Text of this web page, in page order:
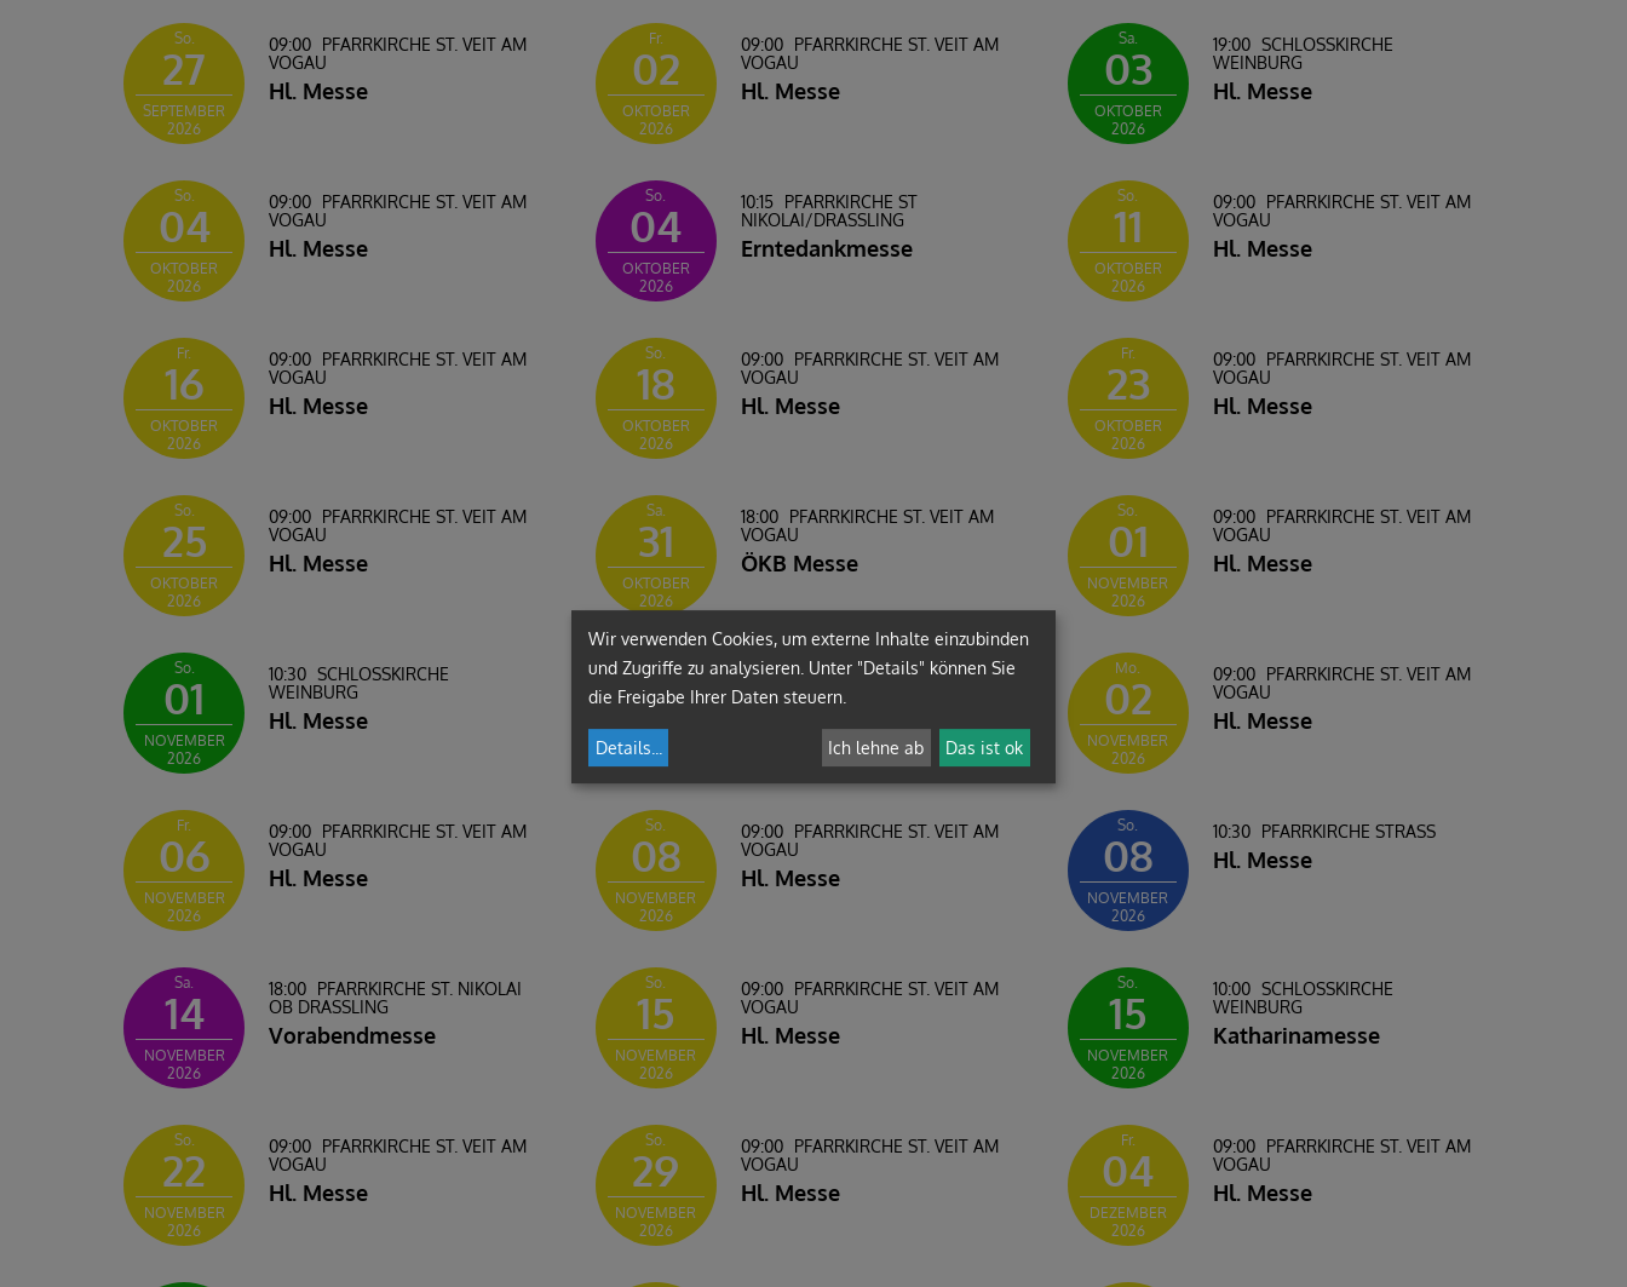
So.
27
SEPTEMBER
2026
09:00 PFARRKIRCHE ST. VEIT AM
VOGAU
Hl. Messe
Fr.
02
OKTOBER
2026
09:00 PFARRKIRCHE ST. VEIT AM
VOGAU
Hl. Messe
Sa.
03
OKTOBER
2026
19:00 SCHLOSSKIRCHE W
EINBURG
Hl. Messe
So.
04
OKTOBER
2026
09:00 PFARRKIRCHE ST. VEIT AM
VOGAU
Hl. Messe
So.
04
OKTOBER
2026
10:15 PFARRKIRCHE ST
NIKOLAI/DRASSLING
Erntedankmesse
So.
11
OKTOBER
2026
09:00 PFARRKIRCHE ST. VEIT AM
VOGAU
Hl. Messe
Fr.
16
OKTOBER
2026
09:00 PFARRKIRCHE ST. VEIT AM
VOGAU
Hl. Messe
So.
18
OKTOBER
2026
09:00 PFARRKIRCHE ST. VEIT AM
VOGAU
Hl. Messe
Fr.
23
OKTOBER
2026
09:00 PFARRKIRCHE ST. VEIT AM
VOGAU
Hl. Messe
So.
25
OKTOBER
2026
09:00 PFARRKIRCHE ST. VEIT AM
VOGAU
Hl. Messe
Sa.
31
OKTOBER
2026
18:00 PFARRKIRCHE ST. VEIT AM
VOGAU
ÖKB Messe
So.
01
NOVEMBER
2026
09:00 PFARRKIRCHE ST. VEIT AM
VOGAU
Hl. Messe
So.
01
NOVEMBER
2026
10:30 SCHLOSSKIRCHE W
EINBURG
Hl. Messe
So.
01
NOVEMBER
2026
10:30 PFARRKIRCHE ST. NIKOLAI
OB DRASSLING
Mo.
02
NOVEMBER
2026
09:00 PFARRKIRCHE ST. VEIT AM
VOGAU
Hl. Messe
Fr.
06
NOVEMBER
2026
09:00 PFARRKIRCHE ST. VEIT AM
VOGAU
Hl. Messe
So.
08
NOVEMBER
2026
09:00 PFARRKIRCHE ST. VEIT AM
VOGAU
Hl. Messe
So.
08
NOVEMBER
2026
10:30 PFARRKIRCHE STRASS
Hl. Messe
Sa.
14
NOVEMBER
2026
18:00 PFARRKIRCHE ST. NIKOLAI
OB DRASSLING
Vorabendmesse
So.
15
NOVEMBER
2026
09:00 PFARRKIRCHE ST. VEIT AM
VOGAU
Hl. Messe
So.
15
NOVEMBER
2026
10:00 SCHLOSSKIRCHE W
EINBURG
Katharinamesse
So.
22
NOVEMBER
2026
09:00 PFARRKIRCHE ST. VEIT AM
VOGAU
Hl. Messe
So.
29
NOVEMBER
2026
09:00 PFARRKIRCHE ST. VEIT AM
VOGAU
Hl. Messe
Fr.
04
DEZEMBER
2026
09:00 PFARRKIRCHE ST. VEIT AM
VOGAU
Hl. Messe
Wir verwenden Cookies, um externe Inhalte einzubinden
und Zugriffe zu analysieren. Unter "Details" können Sie
die Freigabe Ihrer Daten steuern.
Details Ich lehne ab Das ist ok